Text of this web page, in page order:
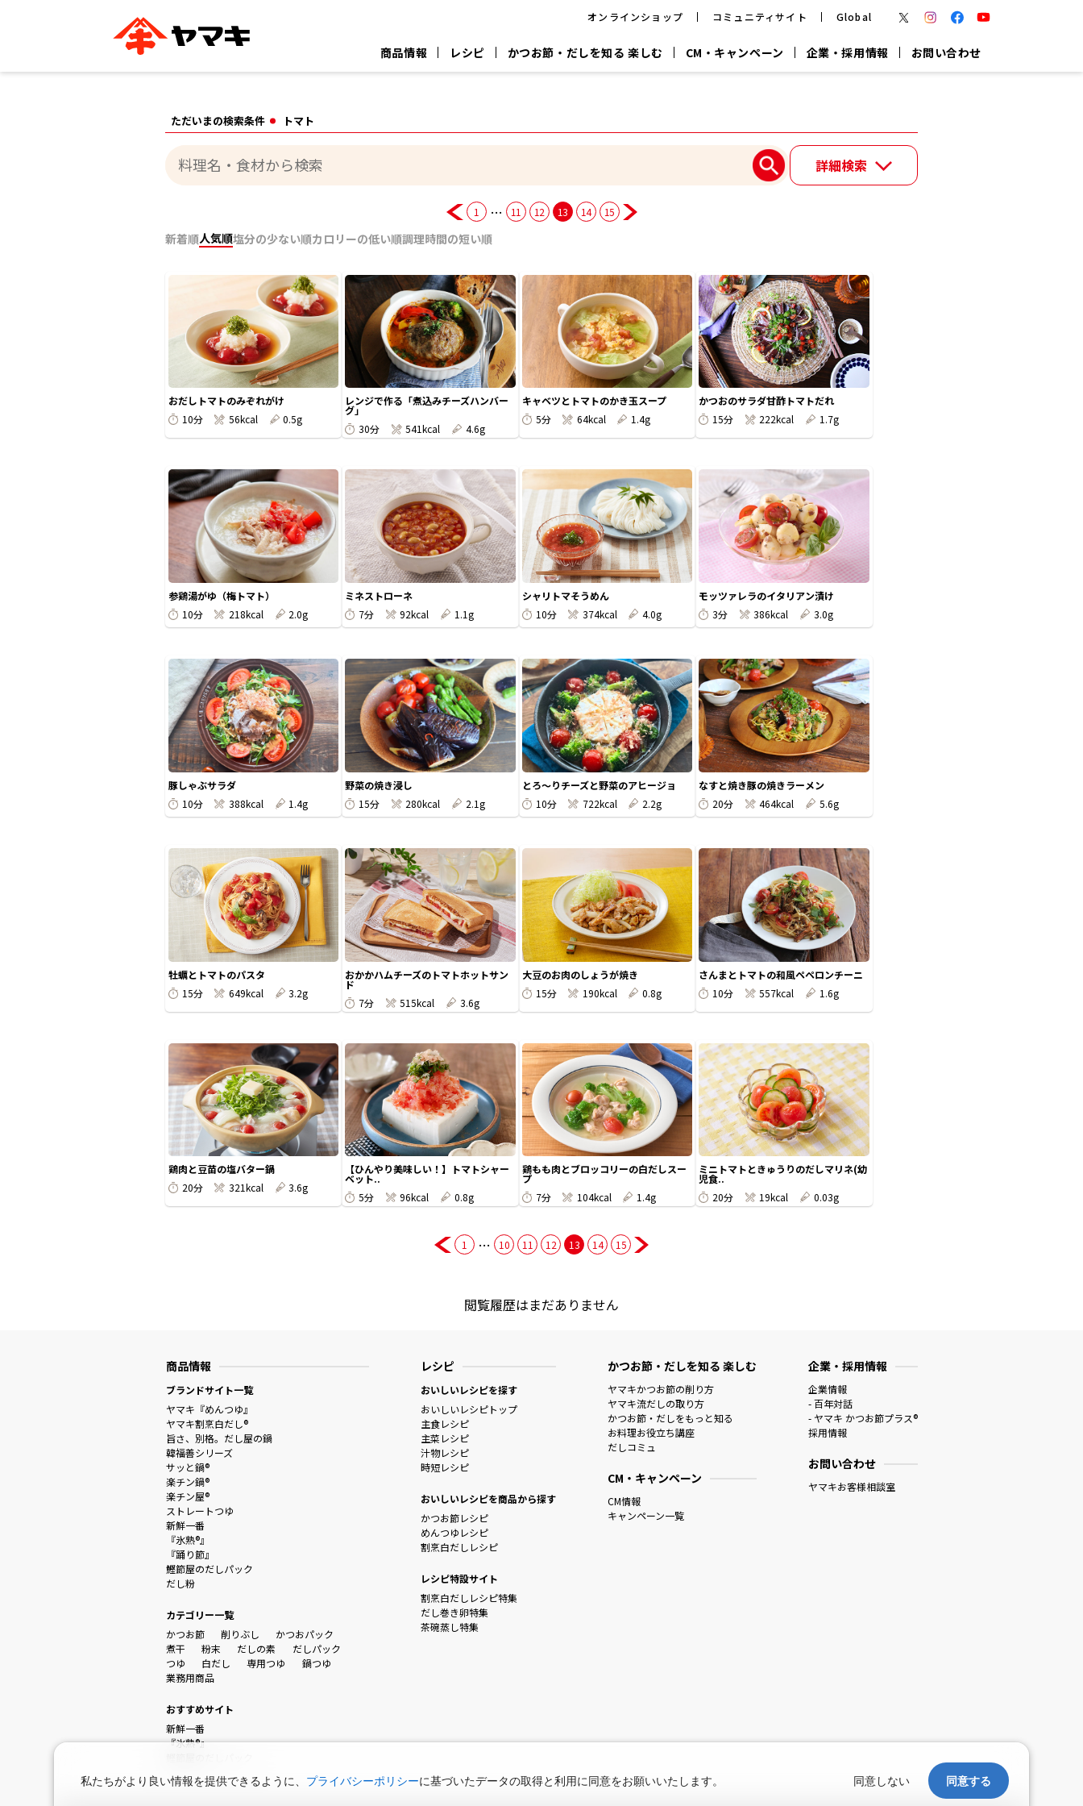
オンラインショップ コミュニティサイト Global
商品情報 レシピ かつお節・だしを知る 楽しむ CM・キャンペーン 企業・採用情報 お問い合わせ
ヤマキ
『めんつゆ』
ヤマキ
割烹白だし®
だし屋の鍋
だし粉
カテゴリー別
削りぶし かつおパック 煮干 粉末 だしの素 だしパック つゆ 白だし 専用調味料 鍋つゆ
汁物レシピ
ヤマキの
割烹白だし
ジョブリターン制
ただいまの検索条件 トマト
詳細検索
1 … 11 12 13 14 15
新着順人気順塩分の少ない順カロリーの低い順調理時間の短い順
おだしトマトのみぞれがけ
10分
56kcal 0.5g
レンジで作る「煮込みチーズハンバー
グ」
30分
541kcal 4.6g
キャベツとトマトのかき玉スープ
5分
64kcal 1.4g
かつおのサラダ甘酢トマトだれ
15分
222kcal 1.7g
参鶏湯がゆ（梅トマト）
10分
218kcal 2.0g
ミネストローネ
7分
92kcal 1.1g
シャリトマそうめん
10分
374kcal 4.0g
モッツァレラのイタリアン漬け
3分
386kcal 3.0g
豚しゃぶサラダ
10分
388kcal 1.4g
野菜の焼き浸し
15分
280kcal 2.1g
とろ～りチーズと野菜のアヒージョ
10分
722kcal 2.2g
なすと焼き豚の焼きラーメン
20分
464kcal 5.6g
牡蠣とトマトのパスタ
15分
649kcal 3.2g
おかかハムチーズのトマトホットサン
ド
7分
515kcal 3.6g
大豆のお肉のしょうが焼き
15分
190kcal 0.8g
さんまとトマトの和風ペペロンチーニ
10分
557kcal 1.6g
鶏肉と豆苗の塩バター鍋
20分
321kcal 3.6g
【ひんやり美味しい！】トマトシャー
ベット..
5分
96kcal 0.8g
鶏もも肉とブロッコリーの白だしスー
プ
7分
104kcal 1.4g
ミニトマトときゅうりのだしマリネ(幼
児食..
20分
19kcal 0.03g
1 … 10 11 12 13 14 15
閲覧履歴はまだありません
商品情報
ブランドサイト一覧
ヤマキ『めんつゆ』
ヤマキ割烹白だし®
旨さ、別格。だし屋の鍋
韓福善シリーズ
サッと鍋®
楽チン鍋®
楽チン屋®
ストレートつゆ
新鮮一番
『氷熟®』
『踊り節』
鰹節屋のだしパック
だし粉
カテゴリー一覧
かつお節
削りぶし
かつおパック
煮干
粉末 だしの素
だしパック
つゆ
白だし 専用つゆ
鍋つゆ
業務用商品
おすすめサイト
新鮮一番
『氷熟®』
レシピ
おいしいレシピを探す
おいしいレシピトップ
主食レシピ
主菜レシピ
汁物レシピ
時短レシピ
おいしいレシピを商品から探す
かつお節レシピ
めんつゆレシピ
割烹白だしレシピ
レシピ特設サイト
割烹白だしレシピ特集
だし巻き卵特集
茶碗蒸し特集
かつお節・だしを知る 楽しむ
ヤマキかつお節の削り方
ヤマキ流だしの取り方
かつお節・だしをもっと知る
お料理お役立ち講座
だしコミュ
CM・キャンペーン
CM情報
キャンペーン一覧
企業・採用情報
企業情報
- 百年対話
- ヤマキ かつお節プラス®
採用情報
お問い合わせ
ヤマキお客様相談室
私たちがより良い情報を提供できるように、 プライバシーポリシーに基づいたデータの取得と利用に同意をお願いいたします。 同意しない 同意する